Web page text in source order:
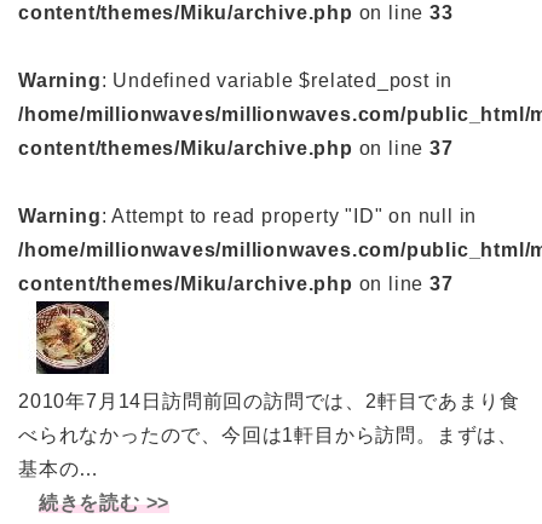
content/themes/Miku/archive.php on line33
Warning: Undefined variable $related_post in
/home/millionwaves/millionwaves.com/public_html/
content/themes/Miku/archive.php on line37
Warning: Attempt to read property "ID" on null in
/home/millionwaves/millionwaves.com/public_html/
content/themes/Miku/archive.php on line37
2010年7月14日訪問前回の訪問では、2軒目であまり食
べられなかったので、今回は1軒目から訪問。まずは、
基本の…
続きを読む >>